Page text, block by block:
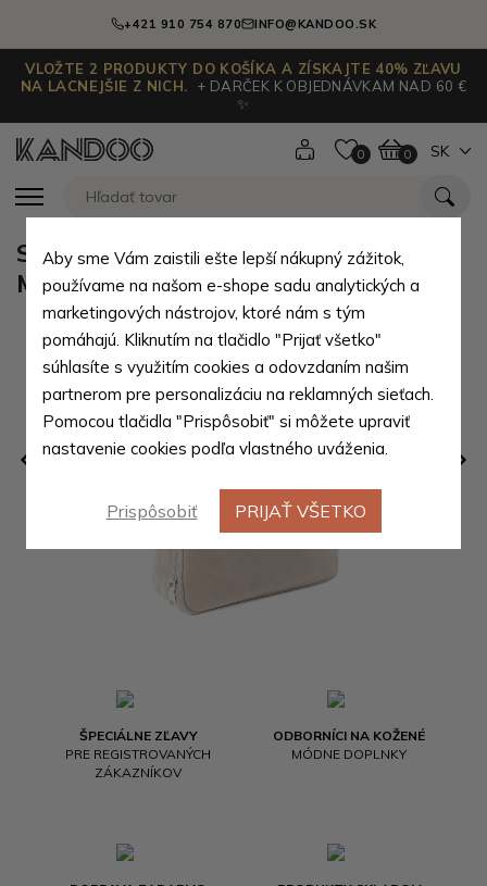
+421 910 754 870 INFO@KANDOO.SK
VLOŽTE 2 PRODUKTY DO KOŠÍKA A ZÍSKAJTE 40% ZĽAVU
NA LACNEJŠIE Z NICH.
+ DARČEK K OBJEDNÁVKAM NAD 60 €
✨
0 0 SK
ŠPECIÁLNE ZĽAVY
PRE REGISTROVANÝCH
ZÁKAZNÍKOV
ODBORNÍCI NA KOŽENÉ
MÓDNE DOPLNKY
Smotanový zipsový dámsky batoh
Mendez
Aby sme Vám zaistili ešte lepší nákupný zážitok,
používame na našom e-shope sadu analytických a
marketingových nástrojov, ktoré nám s tým
pomáhajú. Kliknutím na tlačidlo "Prijať všetko"
súhlasíte s využitím cookies a odovzdaním našim
partnerom pre personalizáciu na reklamných sieťach.
Pomocou tlačidla "Prispôsobiť" si môžete upraviť
nastavenie cookies podľa vlastného uváženia.
Prispôsobiť PRIJAŤ VŠETKO